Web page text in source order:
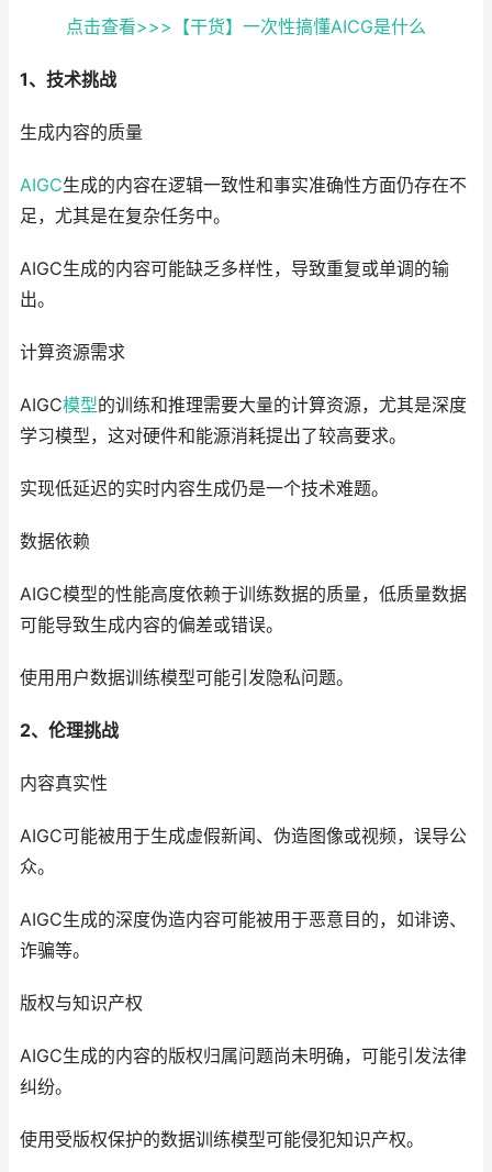
点击查看>>>【干货】一次性搞懂AICG是什么
1、技术挑战
生成内容的质量
AIGC生成的内容在逻辑一致性和事实准确性方面仍存在不
足，尤其是在复杂任务中。
AIGC生成的内容可能缺乏多样性，导致重复或单调的输
出。
计算资源需求
AIGC模型的训练和推理需要大量的计算资源，尤其是深度
学习模型，这对硬件和能源消耗提出了较高要求。
实现低延迟的实时内容生成仍是一个技术难题。
数据依赖
AIGC模型的性能高度依赖于训练数据的质量，低质量数据
可能导致生成内容的偏差或错误。
使用用户数据训练模型可能引发隐私问题。
2、伦理挑战
内容真实性
AIGC可能被用于生成虚假新闻、伪造图像或视频，误导公
众。
AIGC生成的深度伪造内容可能被用于恶意目的，如诽谤、
诈骗等。
版权与知识产权
AIGC生成的内容的版权归属问题尚未明确，可能引发法律
纠纷。
使用受版权保护的数据训练模型可能侵犯知识产权。